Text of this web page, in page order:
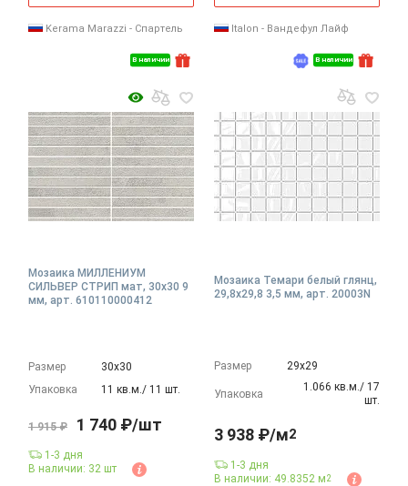
В наличии
Kerama Marazzi - Спартель
В наличии
Italon - Вандефул Лайф
Мозаика МИЛЛЕНИУМ
СИЛЬВЕР СТРИП мат, 30x30 9
мм, арт. 610110000412
Размер
30х30
Упаковка
11 кв.м./ 11 шт.
1 915 ₽ 1 740 ₽/шт
1-3 дня
В наличии: 32 шт
Мозаика Темари белый глянц,
29,8x29,8 3,5 мм, арт. 20003N
Размер 29х29
Упаковка
1.066 кв.м./ 17
шт.
3 938 ₽/м2
1-3 дня
В наличии: 49.8352 м2